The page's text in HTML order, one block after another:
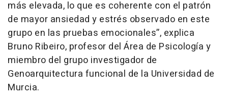
más elevada, lo que es coherente con el patrón
de mayor ansiedad y estrés observado en este
grupo en las pruebas emocionales”, explica
Bruno Ribeiro, profesor del Área de Psicología y
miembro del grupo investigador de
Genoarquitectura funcional de la Universidad de
Murcia.